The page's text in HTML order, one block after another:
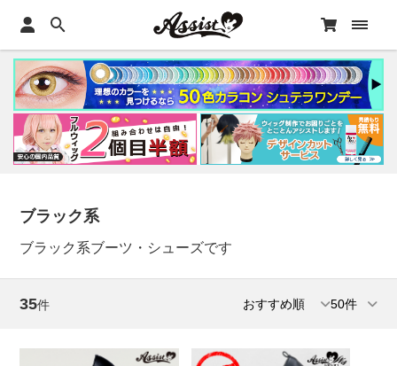
ブラック系
ブラック系ブーツ・シューズです
35件